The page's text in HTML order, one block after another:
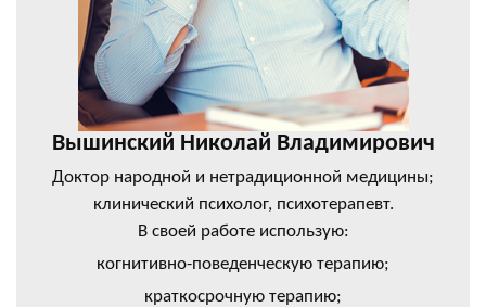
Вышинский Николай Владимирович
Доктор народной и нетрадиционной медицины;
клинический психолог, психотерапевт.
В своей работе использую:
когнитивно-поведенческую терапию;
краткосрочную терапию;